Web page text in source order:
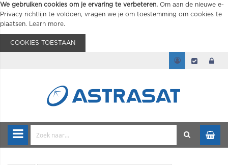
We gebruiken cookies om je ervaring te verbeteren. Om aan de nieuwe e-
Privacy richtlijn te voldoen, vragen we je om toestemming om cookies te
plaatsen.
Learn more.
COOKIES TOESTAAN